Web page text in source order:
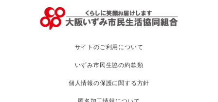
サイトのご利用について
いずみ市民生協の約款類
個人情報の保護に関する方針